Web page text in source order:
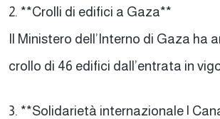
2. **Crolli di edifici a Gaza**
Il Ministero dell’Interno di Gaza ha
crollo di 46 edifici dall’entrata in
3. **Solidarietà internazionale |